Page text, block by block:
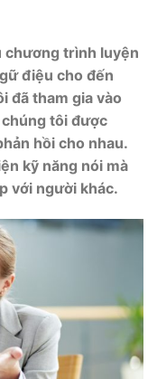
chương trình luyện
điệu cho đến
đã tham gia vào
tôi được
hồi cho nhau.
kỹ năng nói mà
với người khác.